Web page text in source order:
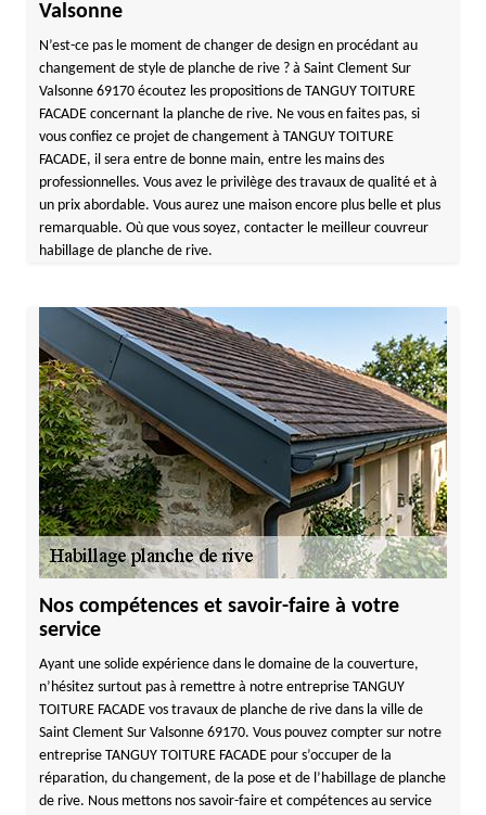
Valsonne
N’est-ce pas le moment de changer de design en procédant au
changement de style de planche de rive ? à Saint Clement Sur
Valsonne 69170 écoutez les propositions de TANGUY TOITURE
FACADE concernant la planche de rive. Ne vous en faites pas, si
vous confiez ce projet de changement à TANGUY TOITURE
FACADE, il sera entre de bonne main, entre les mains des
professionnelles. Vous avez le privilège des travaux de qualité et à
un prix abordable. Vous aurez une maison encore plus belle et plus
remarquable. Où que vous soyez, contacter le meilleur couvreur
habillage de planche de rive.
Nos compétences et savoir-faire à votre
service
Ayant une solide expérience dans le domaine de la couverture,
n’hésitez surtout pas à remettre à notre entreprise TANGUY
TOITURE FACADE vos travaux de planche de rive dans la ville de
Saint Clement Sur Valsonne 69170. Vous pouvez compter sur notre
entreprise TANGUY TOITURE FACADE pour s’occuper de la
réparation, du changement, de la pose et de l’habillage de planche
de rive. Nous mettons nos savoir-faire et compétences au service